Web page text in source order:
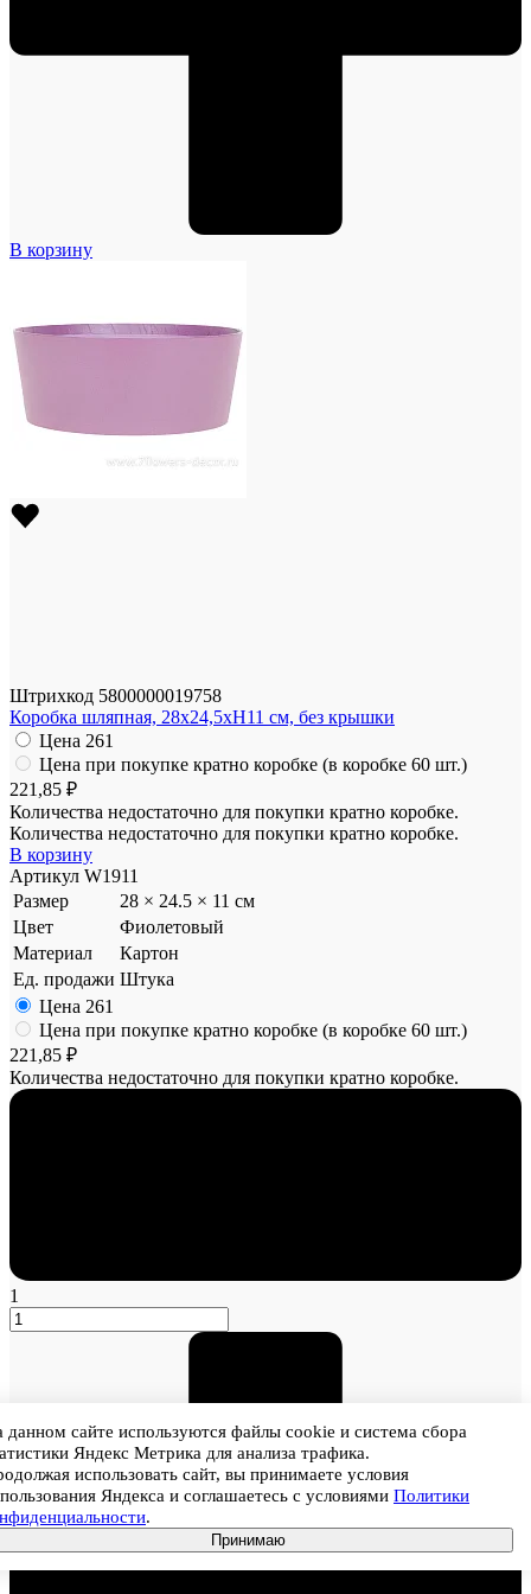
В корзину
Штрихкод 5800000019758
Коробка шляпная, 28x24,5xH11 см, без крышки
Цена 261
Цена при покупке кратно коробке (в коробке 60 шт.)
221,85 ₽
Количества недостаточно для покупки кратно коробке.
Количества недостаточно для покупки кратно коробке.
В корзину
Артикул W1911
Размер
28 × 24.5 × 11 см
Цвет
Фиолетовый
Материал
Картон
Ед. продажи Штука
Цена 261
Цена при покупке кратно коробке (в коробке 60 шт.)
221,85 ₽
Количества недостаточно для покупки кратно коробке.
1
данном сайте используются файлы cookie и система сбора
Яндекс Метрика для анализа трафика.
использовать сайт, вы принимаете условия
Яндекса и соглашаетесь с условиями Политики
.
Принимаю